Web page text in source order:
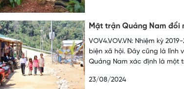
Mặt trận Quảng Nam
VOV4.VOV.VN: Nhiệm kỳ
biện xã hội. Đây cũng là lĩnh
Quảng Nam xác định là một
23/08/2024